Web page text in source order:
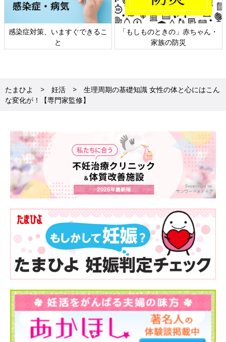
感染症対策、いますぐできるこ
と
「もしものときの」赤ちゃん・
家族の防災
たまひよ 妊活
生理周期の基礎知識 女性の体と心にはこん
な変化が！【専門家監修】